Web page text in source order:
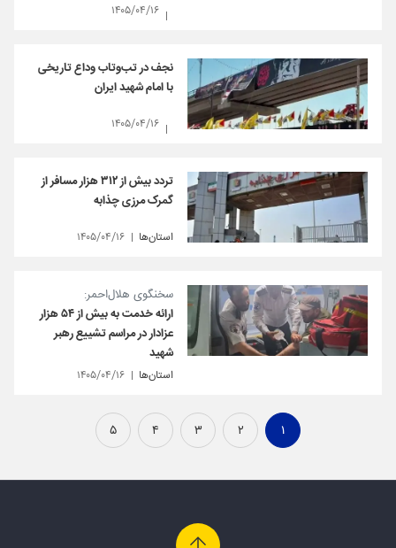
۱۴۰۵/۰۴/۱۶
نجف در تب‌وتاب وداع تاریخی
با امام شهید ایران
۱۴۰۵/۰۴/۱۶
تردد بیش از ۳۱۲ هزار مسافر از
گمرک مرزی چذابه
استان‌ها ۱۴۰۵/۰۴/۱۶
سخنگوی هلال‌احمر:
ارائه خدمت به بیش از ۵۴ هزار
عزادار در مراسم تشییع رهبر
شهید
استان‌ها ۱۴۰۵/۰۴/۱۶
۱ ۲ ۳ ۴ ۵